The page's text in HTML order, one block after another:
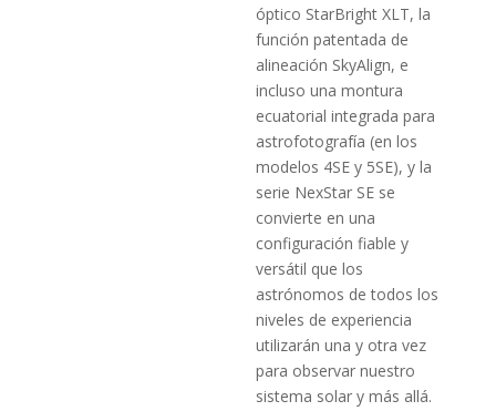
óptico StarBright XLT, la
función patentada de
alineación SkyAlign, e
incluso una montura
ecuatorial integrada para
astrofotografía (en los
modelos 4SE y 5SE), y la
serie NexStar SE se
convierte en una
configuración fiable y
versátil que los
astrónomos de todos los
niveles de experiencia
utilizarán una y otra vez
para observar nuestro
sistema solar y más allá.